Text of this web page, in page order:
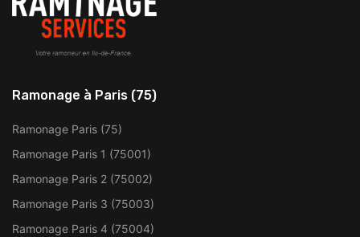
Ramonage à Paris (75)
Ramonage Paris (75)
Ramonage Paris 1 (75001)
Ramonage Paris 2 (75002)
Ramonage Paris 3 (75003)
Ramonage Paris 4 (75004)